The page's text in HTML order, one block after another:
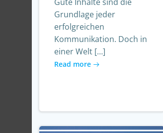
Grundlage jeder
erfolgreichen
Kommunikation. Doch in
einer Welt […]
Read more